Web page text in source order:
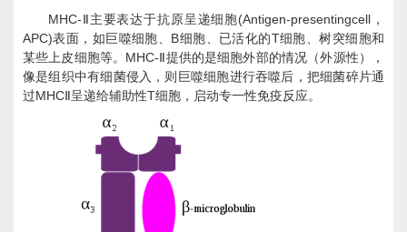
MHC- Ⅱ主要表达于抗原呈递细胞(Antigen-presentingcell ，
APC)表面，如巨噬细胞、 B细胞、已活化的T细胞、树突细胞和
某些上皮细胞等。 MHC- Ⅱ提供的是细胞外部的情况（外源性），
像是组织中有细菌侵入，则巨噬细胞进行吞噬后，把细菌碎片通
过MHC Ⅱ呈递给辅助性T细胞，启动专一性免疫反应。